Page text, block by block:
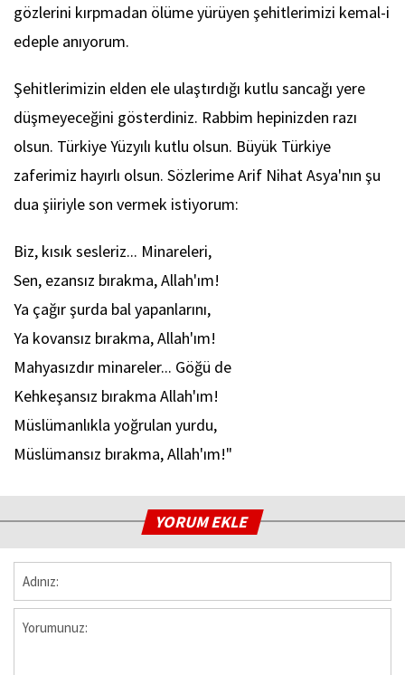
gözlerini kırpmadan ölüme yürüyen şehitlerimizi kemal-i
edeple anıyorum.
Şehitlerimizin elden ele ulaştırdığı kutlu sancağı yere
düşmeyeceğini gösterdiniz. Rabbim hepinizden razı
olsun. Türkiye Yüzyılı kutlu olsun. Büyük Türkiye
zaferimiz hayırlı olsun. Sözlerime Arif Nihat Asya'nın şu
dua şiiriyle son vermek istiyorum:
Biz, kısık sesleriz... Minareleri,
Sen, ezansız bırakma, Allah'ım!
Ya çağır şurda bal yapanlarını,
Ya kovansız bırakma, Allah'ım!
Mahyasızdır minareler... Göğü de
Kehkeşansız bırakma Allah'ım!
Müslümanlıkla yoğrulan yurdu,
Müslümansız bırakma, Allah'ım!"
YORUM EKLE